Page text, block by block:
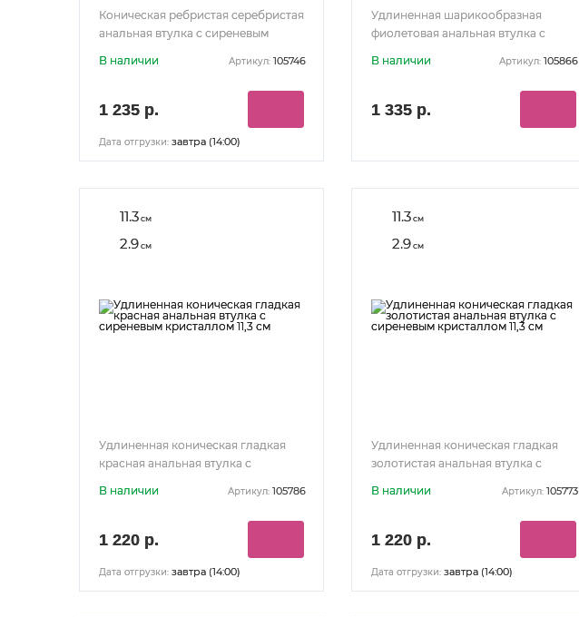
Коническая ребристая серебристая
анальная втулка с сиреневым
В наличии Артикул: 105746
1 235 р.
Дата отгрузки: завтра (14:00)
Удлиненная шарикообразная
фиолетовая анальная втулка с
В наличии Артикул: 105866
1 335 р.
11.3см
2.9см
Удлиненная коническая гладкая
красная анальная втулка с
В наличии Артикул: 105786
1 220 р.
Дата отгрузки: завтра (14:00)
11.3см
2.9см
Удлиненная коническая гладкая
золотистая анальная втулка с
В наличии Артикул: 105773
1 220 р.
Дата отгрузки: завтра (14:00)